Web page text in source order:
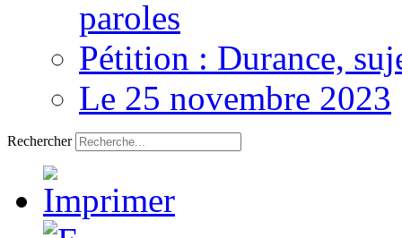
paroles
Pétition : Durance,
Le 25 novembre 2023
Rechercher